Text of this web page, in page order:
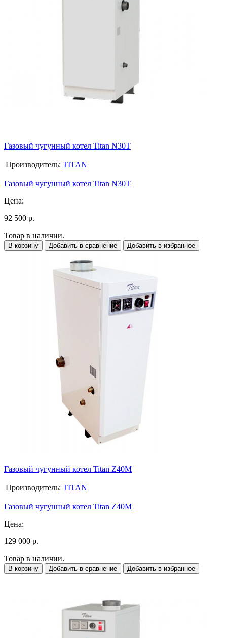
Газовый чугунный котел Titan N30T
Производитель: TITAN
Газовый чугунный котел Titan N30T
Цена:
92 500 р.
Товар в наличии.
В корзину Добавить в сравнение Добавить в избранное
Газовый чугунный котел Titan Z40M
Производитель: TITAN
Газовый чугунный котел Titan Z40M
Цена:
129 000 р.
Товар в наличии.
В корзину Добавить в сравнение Добавить в избранное